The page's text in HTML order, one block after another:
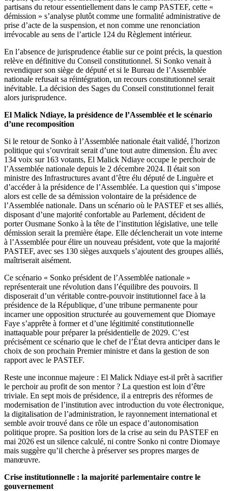
partisans du retour essentiellement dans le camp PASTEF, cette «
démission » s’analyse plutôt comme une formalité administrative de
prise d’acte de la suspension, et non comme une renonciation
irrévocable au sens de l’article 124 du Règlement intérieur.
En l’absence de jurisprudence établie sur ce point précis, la question
relève en définitive du Conseil constitutionnel. Si Sonko venait à
revendiquer son siège de député et si le Bureau de l’Assemblée
nationale refusait sa réintégration, un recours constitutionnel serait
inévitable. La décision des Sages du Conseil constitutionnel ferait
alors jurisprudence.
El Malick Ndiaye, la présidence de l’Assemblée et le scénario
d’une recomposition
Si le retour de Sonko à l’Assemblée nationale était validé, l’horizon
politique qui s’ouvrirait serait d’une tout autre dimension. Élu avec
134 voix sur 163 votants, El Malick Ndiaye occupe le perchoir de
l’Assemblée nationale depuis le 2 décembre 2024. Il était son
ministre des Infrastructures avant d’être élu député de Linguère et
d’accéder à la présidence de l’Assemblée. La question qui s’impose
alors est celle de sa démission volontaire de la présidence de
l’Assemblée nationale. Dans un scénario où le PASTEF et ses alliés,
disposant d’une majorité confortable au Parlement, décident de
porter Ousmane Sonko à la tête de l’institution législative, une telle
démission serait la première étape. Elle déclencherait un vote interne
à l’Assemblée pour élire un nouveau président, vote que la majorité
PASTEF, avec ses 130 sièges auxquels s’ajoutent des groupes alliés,
maîtriserait aisément.
Ce scénario « Sonko président de l’Assemblée nationale »
représenterait une révolution dans l’équilibre des pouvoirs. Il
disposerait d’un véritable contre-pouvoir institutionnel face à la
présidence de la République, d’une tribune permanente pour
incarner une opposition structurée au gouvernement que Diomaye
Faye s’apprête à former et d’une légitimité constitutionnelle
inattaquable pour préparer la présidentielle de 2029. C’est
précisément ce scénario que le chef de l’État devra anticiper dans le
choix de son prochain Premier ministre et dans la gestion de son
rapport avec le PASTEF.
Reste une inconnue majeure : El Malick Ndiaye est-il prêt à sacrifier
le perchoir au profit de son mentor ? La question est loin d’être
triviale. En sept mois de présidence, il a entrepris des réformes de
modernisation de l’institution avec introduction du vote électronique,
la digitalisation de l’administration, le rayonnement international et
semble avoir trouvé dans ce rôle un espace d’autonomisation
politique propre. Sa position lors de la crise au sein du PASTEF en
mai 2026 est un silence calculé, ni contre Sonko ni contre Diomaye
mais suggère qu’il cherche à préserver ses propres marges de
manœuvre.
Crise institutionnelle : la majorité parlementaire contre le
gouvernement